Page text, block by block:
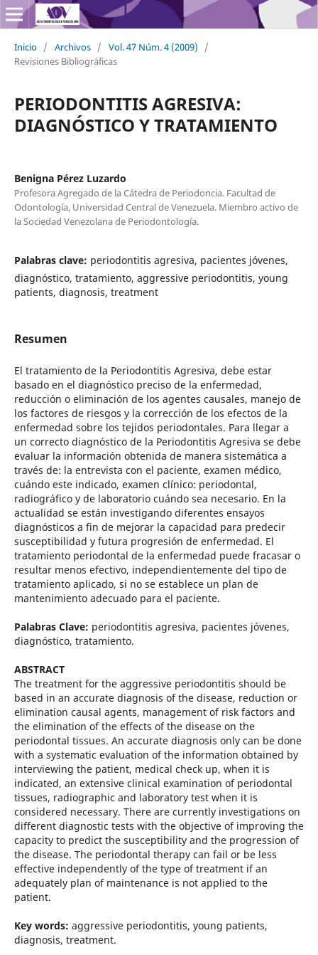
Inicio / Archivos / Vol. 47 Núm. 4 (2009)
/
Revisiones Bibliográficas
PERIODONTITIS AGRESIVA:
DIAGNÓSTICO Y TRATAMIENTO
Benigna Pérez Luzardo
Profesora Agregado de la Cátedra de Periodoncia. Facultad de
Odontología, Universidad Central de Venezuela. Miembro activo de
la Sociedad Venezolana de Periodontología.
Palabras clave: periodontitis agresiva, pacientes jóvenes,
diagnóstico, tratamiento, aggressive periodontitis, young
patients, diagnosis, treatment
Resumen
El tratamiento de la Periodontitis Agresiva, debe estar
basado en el diagnóstico preciso de la enfermedad,
reducción o eliminación de los agentes causales, manejo de
los factores de riesgos y la corrección de los efectos de la
enfermedad sobre los tejidos periodontales. Para llegar a
un correcto diagnóstico de la Periodontitis Agresiva se debe
evaluar la información obtenida de manera sistemática a
través de: la entrevista con el paciente, examen médico,
cuándo este indicado, examen clínico: periodontal,
radiográfico y de laboratorio cuándo sea necesario. En la
actualidad se están investigando diferentes ensayos
diagnósticos a fin de mejorar la capacidad para predecir
susceptibilidad y futura progresión de enfermedad. El
tratamiento periodontal de la enfermedad puede fracasar o
resultar menos efectivo, independientemente del tipo de
tratamiento aplicado, si no se establece un plan de
mantenimiento adecuado para el paciente.
Palabras Clave: periodontitis agresiva, pacientes jóvenes,
diagnóstico, tratamiento.
ABSTRACT
The treatment for the aggressive periodontitis should be
based in an accurate diagnosis of the disease, reduction or
elimination causal agents, management of risk factors and
the elimination of the effects of the disease on the
periodontal tissues. An accurate diagnosis only can be done
with a systematic evaluation of the information obtained by
interviewing the patient, medical check up, when it is
indicated, an extensive clinical examination of periodontal
tissues, radiographic and laboratory test when it is
considered necessary. There are currently investigations on
different diagnostic tests with the objective of improving the
capacity to predict the susceptibility and the progression of
the disease. The periodontal therapy can fail or be less
effective independently of the type of treatment if an
adequately plan of maintenance is not applied to the
patient.
Key words: aggressive periodontitis, young patients,
diagnosis, treatment.